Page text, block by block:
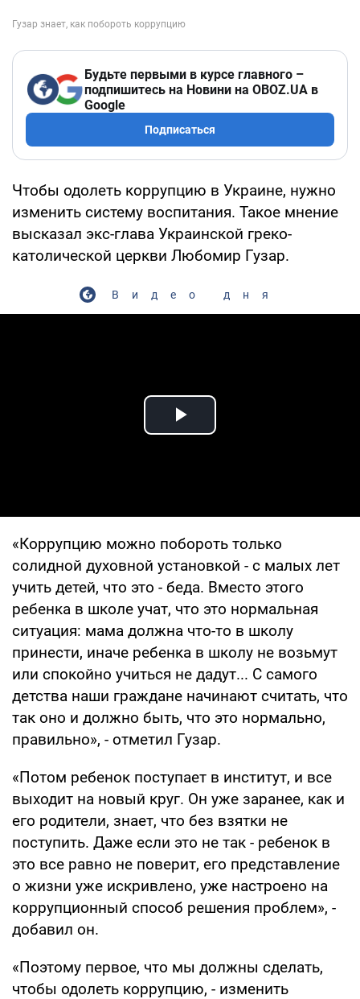
Будьте первыми в курсе главного –
подпишитесь на Новини на OBOZ.UA в
Google
Подписаться
Чтобы одолеть коррупцию в Украине, нужно
изменить систему воспитания. Такое мнение
высказал экс-глава Украинской греко-
католической церкви Любомир Гузар.
Видео дня
Play Video
«Коррупцию можно побороть только
солидной духовной установкой - с малых лет
учить детей, что это - беда. Вместо этого
ребенка в школе учат, что это нормальная
ситуация: мама должна что-­то в школу
принести, иначе ребенка в школу не возьмут
или спокойно учиться не дадут... С самого
детства наши граждане начинают считать, что
так оно и должно быть, что это нормально,
правильно», - отметил Гузар.
«Потом ребенок поступает в институт, и все
выходит на новый круг. Он уже заранее, как и
его родители, знает, что без взятки не
поступить. Даже если это не так - ребенок в
это все равно не поверит, его представление
о жизни уже искривлено, уже настроено на
коррупционный способ решения проблем», -
добавил он.
«Поэтому первое, что мы должны сделать,
чтобы одолеть коррупцию, - изменить